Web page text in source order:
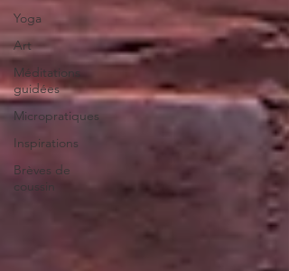
Yoga
Art
Méditations
guidées
Micropratiques
Inspirations
Brèves de
coussin